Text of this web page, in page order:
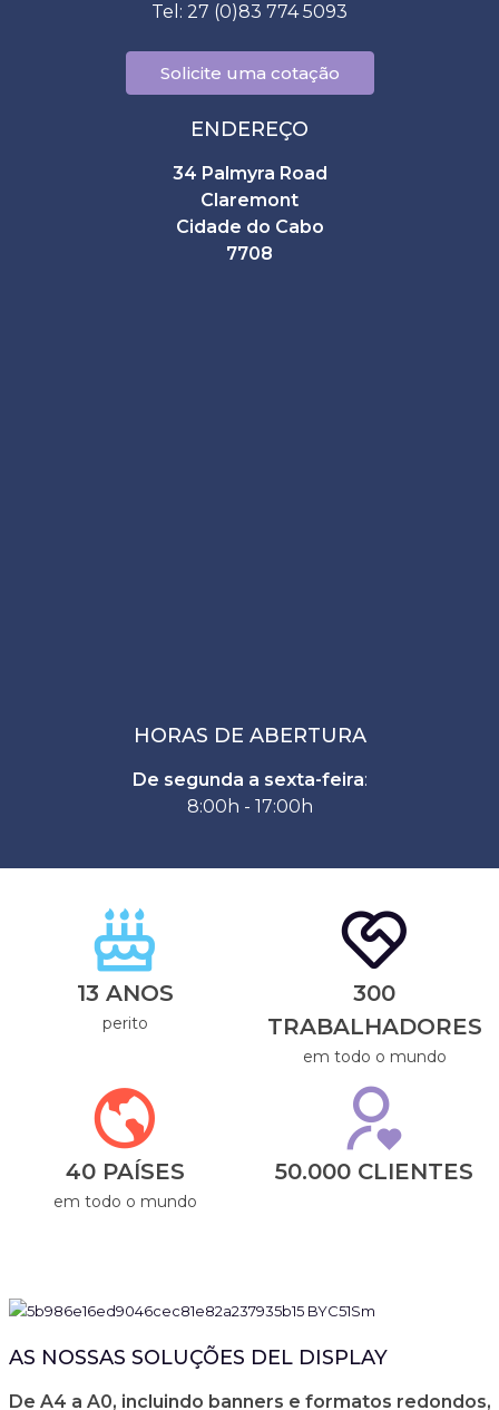
Tel: 27 (0)83 774 5093
Solicite uma cotação
ENDEREÇO
34 Palmyra Road
Claremont
Cidade do Cabo
7708
HORAS DE ABERTURA
De segunda a sexta-feira:
8:00h - 17:00h
13 ANOS
perito
300
TRABALHADORES
em todo o mundo
40 PAÍSES
em todo o mundo
50.000 CLIENTES
AS NOSSAS SOLUÇÕES DEL DISPLAY
De A4 a A0, incluindo banners e formatos redondos,